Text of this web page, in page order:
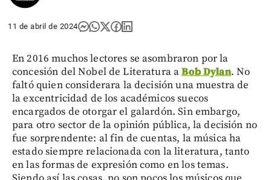
11 de abril de 2024
En 2016 muchos lectores se asombraron por la
concesión del Nobel de Literatura aBob Dylan. No
faltó quien considerara la decisión una muestra de
la excentricidad de los académicos suecos
encargados de otorgar el galardón. Sin embargo,
para otro sector de la opinión pública, la decisión no
fue sorprendente: al fin de cuentas, la música ha
estado siempre relacionada con la literatura, tanto
en las formas de expresión como en los temas.